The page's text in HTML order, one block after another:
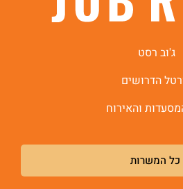
ג'וב רסט
הדרושים
והאירוח
כל המשרות